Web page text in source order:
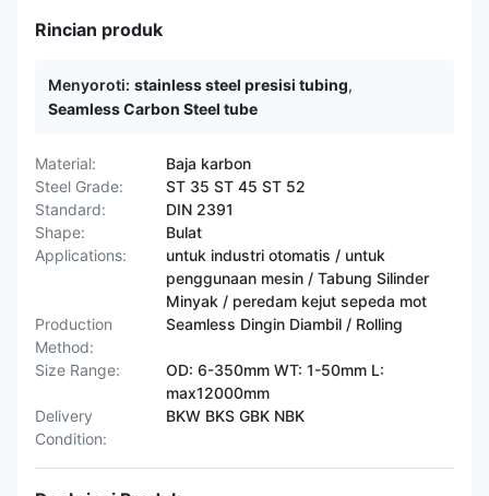
Rincian produk
Menyoroti: stainless steel presisi tubing,
Seamless Carbon Steel tube
Material:
Baja karbon
Steel Grade:
ST 35 ST 45 ST 52
Standard:
DIN 2391
Shape:
Bulat
Applications:
untuk industri otomatis / untuk
penggunaan mesin / Tabung Silinder
Minyak / peredam kejut sepeda mot
Production
Method:
Seamless Dingin Diambil / Rolling
Size Range:
OD: 6-350mm WT: 1-50mm L:
max12000mm
Delivery
Condition:
BKW BKS GBK NBK